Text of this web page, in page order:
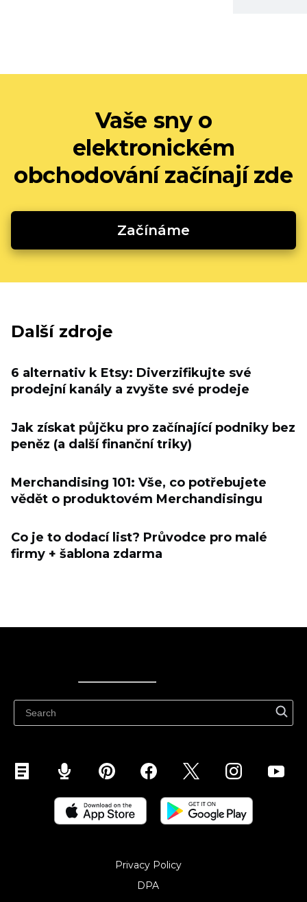
Vaše sny o
elektronickém
obchodování začínají zde
Začínáme
Další zdroje
6 alternativ k Etsy: Diverzifikujte své
prodejní kanály a zvyšte své prodeje
Jak získat půjčku pro začínající podniky bez
peněz (a další finanční triky)
Merchandising 101: Vše, co potřebujete
vědět o produktovém Merchandisingu
Co je to dodací list? Průvodce pro malé
firmy + šablona zdarma
Privacy Policy
DPA